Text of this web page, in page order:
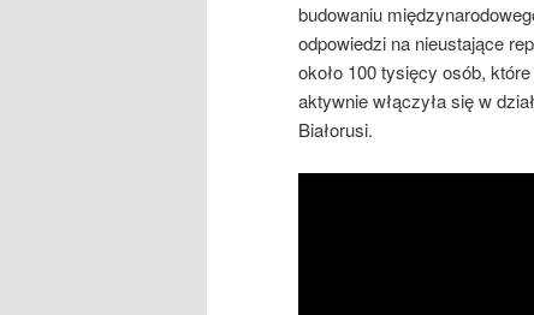
budowaniu
odpowiedzi na nieustające
około 100 tysięcy osób,
aktywnie włączyła się w
Białorusi.